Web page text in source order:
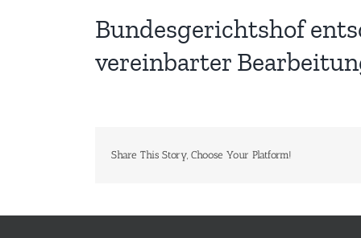
Bundesgerichtshof
vereinbarter
Share This Story, Choose Your Platform!